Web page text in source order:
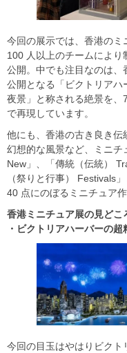
今回の展示では、香港のミ
100 人以上のチームによ
公開。中でも注目なのは、
公開となる「ビクトリア
夜景」と称される絶景を
で再現しています。
他にも、香港の古き良き伝
幻想的な風景など、ミニ
New」、「傳統（伝統）
（祭りと行事） Festivals
40 点にのぼるミニチュア
香港ミニチュア展の見どこ
・ビクトリアハーバーの
今回の目玉はやはりビクト